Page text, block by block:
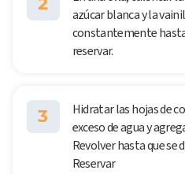
azúcar blanca y la
constantemente hasta
reservar.
3
Hidratar las hojas de
exceso de agua y
Revolver hasta que
Reservar